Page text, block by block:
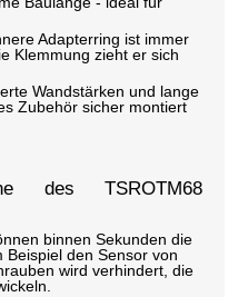
Adapterring ist immer
Klemmung zieht er sich
Wandstärken und lange
Zubehör sicher montiert
des TSROTM68
binnen Sekunden die
den Sensor von
wird verhindert, die